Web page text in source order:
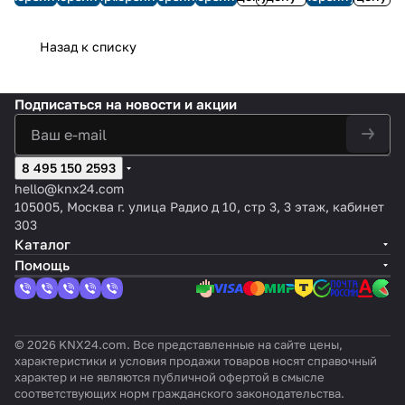
BOX 1-
10V X4
BOX
ast
6CH
v2
3
2
e
nt
o
3
v2
рован
(RLC,
LED,
1×64,
лени
е
16
групп
баллас
тов
Назад к списку
Подписаться на новости и акции
8 495 150 2593
hello@knx24.com
105005, Москва г. улица Радио д 10, стр 3, 3 этаж, кабинет
303
Каталог
Помощь
© 2026 KNX24.com. Все представленные на сайте цены,
характеристики и условия продажи товаров носят справочный
характер и не являются публичной офертой в смысле
соответствующих норм гражданского законодательства.